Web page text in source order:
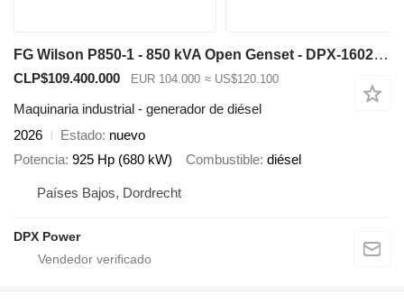
FG Wilson P850-1 - 850 kVA Open Genset - DPX-16024-O
CLP$109.400.000 EUR 104.000 ≈ US$120.100
Maquinaria industrial - generador de diésel
2026
Estado nuevo
Potencia 925 Hp (680 kW) Combustible diésel
Países Bajos, Dordrecht
DPX Power